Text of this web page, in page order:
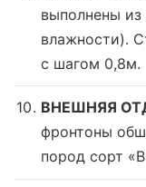
выполнены
влажности).
с шагом 0,8м.
ВНЕШНЯЯ
фронтоны
пород сорт